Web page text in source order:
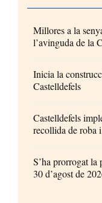
Millores a la
l’avinguda de la
Inicia la
Castelldefels
Castelldefels
recollida de roba
S’ha prorrogat
30 d’agost de